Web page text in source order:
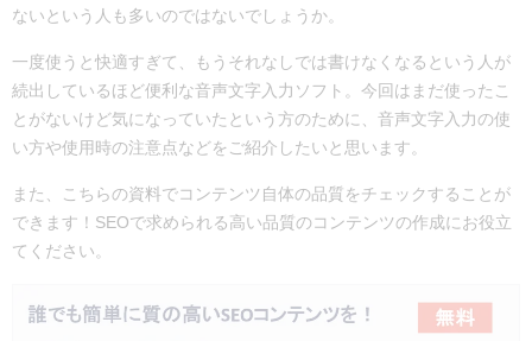
ないという人も多いのではないでしょうか。
一度使うと快適すぎて、もうそれなしでは書けなくなるという人が
続出しているほど便利な音声文字入力ソフト。今回はまだ使ったこ
とがないけど気になっていたという方のために、音声文字入力の使
い方や使用時の注意点などをご紹介したいと思います。
また、こちらの資料でコンテンツ自体の品質をチェックすることが
できます！SEOで求められる高い品質のコンテンツの作成にお役立
てください。